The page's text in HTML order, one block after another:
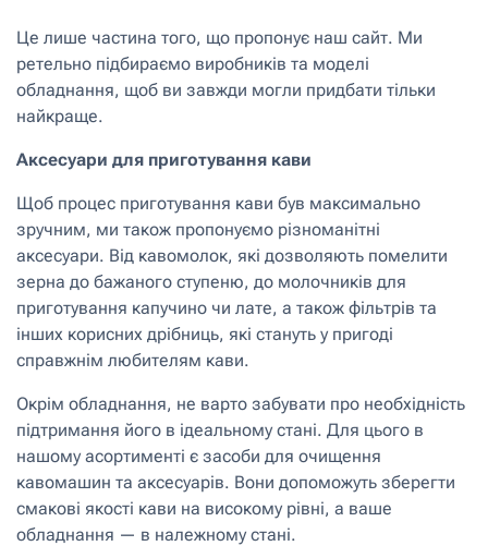
Це лише частина того, що пропонує наш сайт. Ми
ретельно підбираємо виробників та моделі
обладнання, щоб ви завжди могли придбати тільки
найкраще.
Аксесуари для приготування кави
Щоб процес приготування кави був максимально
зручним, ми також пропонуємо різноманітні
аксесуари. Від кавомолок, які дозволяють помелити
зерна до бажаного ступеню, до молочників для
приготування капучино чи лате, а також фільтрів та
інших корисних дрібниць, які стануть у пригоді
справжнім любителям кави.
Окрім обладнання, не варто забувати про необхідність
підтримання його в ідеальному стані. Для цього в
нашому асортименті є засоби для очищення
кавомашин та аксесуарів. Вони допоможуть зберегти
смакові якості кави на високому рівні, а ваше
обладнання — в належному стані.